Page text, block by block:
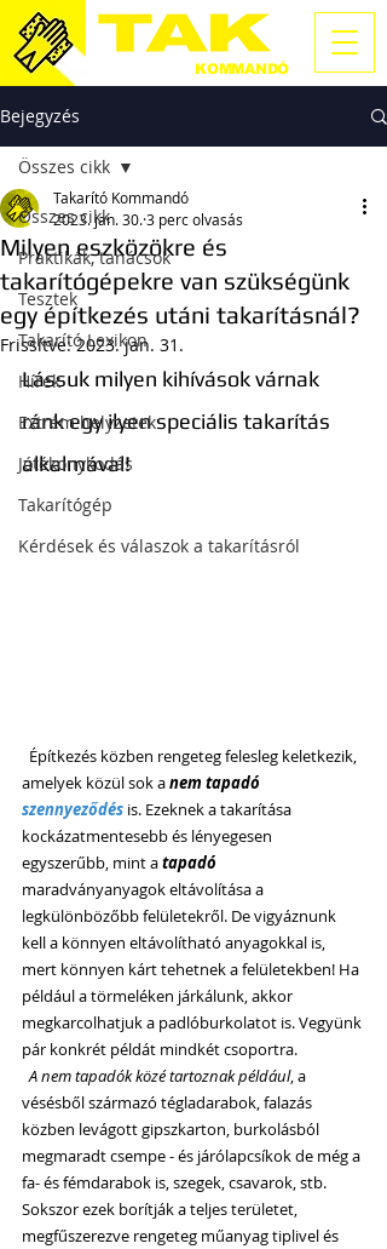
KOMMANDÓ
Bejegyzés
Összes cikk
Praktikák, tanácsok
Tesztek
Takarító Lexikon
Hírek
Extrém helyzetek
Jótékonykodás
Takarítógép
Kérdések és válaszok a takarításról
Összes cikk
Milyen eszközökre és
takarítógépekre van szükségünk
egy építkezés utáni takarításnál?
Takarító Kommandó
2023. jan. 30.3 perc olvasás
Frissítve:2023. jan. 31.
Lássuk milyen kihívások várnak
ránk egy ilyen speciális takarítás
alkalmával!
amelyek közül sok a nem tapadó
szennyeződés is. Ezeknek a takarítása
kockázatmentesebb és lényegesen
egyszerűbb, mint a tapadó
maradványanyagok eltávolítása a
legkülönbözőbb felületekről. De vigyáznunk
kell a könnyen eltávolítható anyagokkal is,
mert könnyen kárt tehetnek a felületekben! Ha
például a törmeléken járkálunk, akkor
megkarcolhatjuk a padlóburkolatot is. Vegyünk
pár konkrét példát mindkét csoportra.
A nem tapadók közé tartoznak például, a
vésésből származó tégladarabok, falazás
közben levágott gipszkarton, burkolásból
megmaradt csempe - és járólapcsíkok de még a
fa- és fémdarabok is, szegek, csavarok, stb.
Sokszor ezek borítják a teljes területet,
megfűszerezve rengeteg műanyag tiplivel és